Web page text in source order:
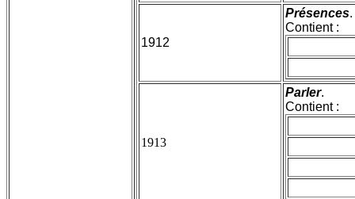
1912
Présences.
Contient :
1913
Parler.
Contient :